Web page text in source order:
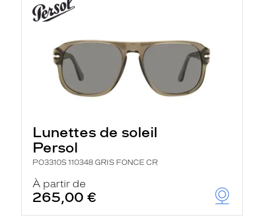
Lunettes de soleil
Persol
PO3310S 110348 GRIS FONCE CR
À partir de
265,00 €